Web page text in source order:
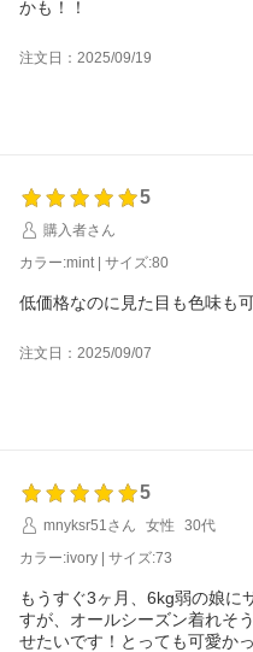
かも！！
注文日：2025/09/19
5
購入者さん
カラー:mint | サイズ:80
低価格なのに見た目も色味も
注文日：2025/09/07
5
mnyksr51さん
女性
30代
カラー:ivory | サイズ:73
もうすぐ3ヶ月、6kg弱の娘に
すが、オールシーズン着れそ
せたいです！とっても可愛か